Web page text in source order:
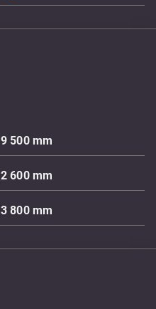
9 500 mm
2 600 mm
3 800 mm